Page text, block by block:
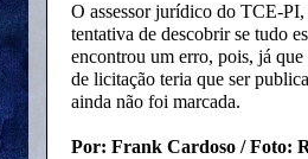
O assessor jurídico do TCE-
tentativa de descobrir se tudo
encontrou um erro, pois, já
de licitação teria que ser
ainda não foi marcada.
Por: Frank Cardoso / Foto: